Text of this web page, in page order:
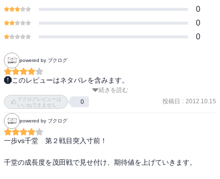
0
0
0
powered by ブクログ
このレビューはネタバレを含みます。
シロマユテナガザルが一番笑ったなー！
ゴムのくだりも予想外でやられた！
千堂の対戦へ向けて盛り上がっていく巻。
特に千堂側が丁寧に描かれ、いやが上にも期待が高まります。
続きを読む
ブクログレビューは
いいねできません
0 投稿日 : 2012.10.15
powered by ブクログ
一歩vs千堂　第２戦目突入寸前！
千堂の成長度を茂田戦で見せ付け、期待値を上げていきます。